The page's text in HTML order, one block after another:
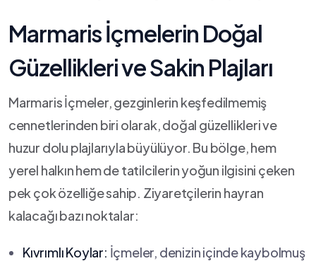
Marmaris ‍İçmelerin ‍Doğal⁢
Güzellikleri ve Sakin Plajları
Marmaris İçmeler, ⁤gezginlerin keşfedilmemiş
⁤cennetlerinden biri olarak, doğal güzellikleri ve⁤
huzur dolu‌ plajlarıyla büyülüyor.‍ Bu‍ bölge, ⁣hem
yerel halkın hem ⁣de tatilcilerin⁣ yoğun ilgisini çeken
⁤pek çok özelliğe⁢ sahip. Ziyaretçilerin hayran
kalacağı bazı noktalar:
Kıvrımlı Koylar: İçmeler, denizin içinde⁣ kaybolmuş